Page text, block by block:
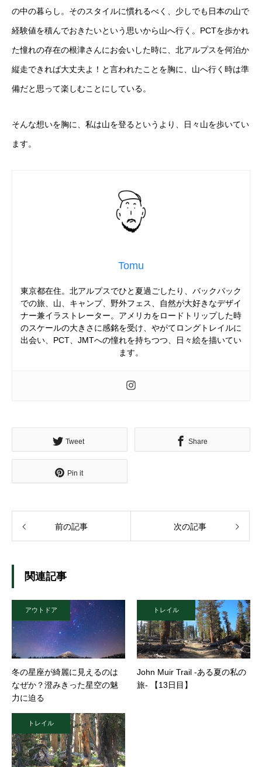
の中の暮らし。そのスタイルに慣れるべく、少しでも日本の山で
経験値を積んでおきたいという思いから山へ行く。PCTを歩かれ
た憧れの存在の根津さんにお会いした時に、北アルプスを何泊か
縦走できれば大丈夫よ！と言われたことを胸に、山へ行く時は準
備だと思って楽しむことにしている。
そんな想いを胸に、私は山を登るというより、日々山を歩いてい
ます。
Tomu
東京都在住。北アルプスでひと夏過ごしたり、バックパック
での旅、山、キャンプ、野外フェス、自然が大好きなデザイ
ナー兼イラストレーター。アメリカをロードトリップした時
のスケールの大きさに感銘を受け、やがてロングトレイルに
出会い、PCT、JMTへの憧れを持ちつつ、日々絵を描いてい
ます。
Tweet Share
Pin it
前の記事 次の記事
関連記事
アウトドア
冬の星座が綺麗に見えるのは
なぜか？澄みきった星空の魅
力に迫る
トレイル
John Muir Trail -ある夏の私の
旅- 【13日目】
トレイル